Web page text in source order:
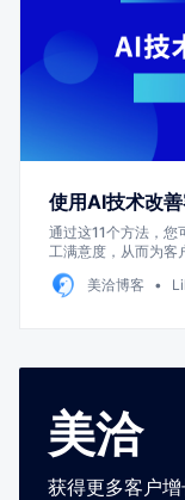
使用AI技术改
通过这11个方法，您
工满意度，从而为客
美洽博客
美洽
获得更多客户